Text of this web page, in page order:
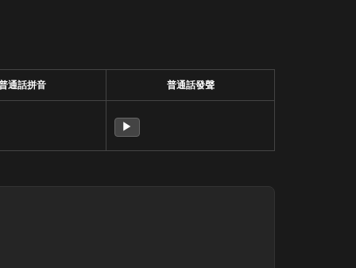
通話拼音 普通話發聲
▶